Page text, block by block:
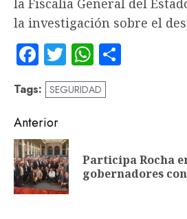
la Fiscalía General del
la investigación sobre el
Facebook
TwitterWhatsApp
Tags: SEGURIDAD
Navegación
de
entradas
Anterior
Participa Rocha
gobernadores